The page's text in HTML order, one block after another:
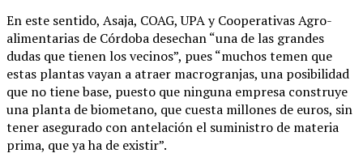
En este sentido, Asaja, COAG, UPA y Cooperativas Agro-
alimentarias de Córdoba desechan “una de las grandes
dudas que tienen los vecinos”, pues “muchos temen que
estas plantas vayan a atraer macrogranjas, una posibilidad
que no tiene base, puesto que ninguna empresa construye
una planta de biometano, que cuesta millones de euros, sin
tener asegurado con antelación el suministro de materia
prima, que ya ha de existir”.